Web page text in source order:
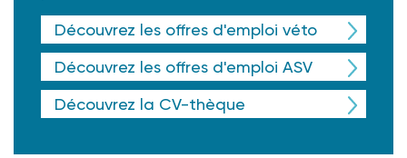
Découvrez les offres d'emploi véto
Découvrez les offres d'emploi ASV
Découvrez la CV-thèque